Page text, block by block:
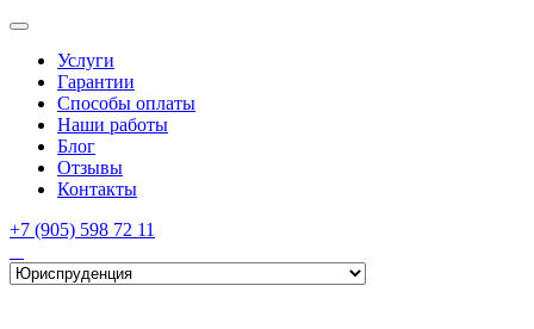
Услуги
Гарантии
Способы оплаты
Наши работы
Блог
Отзывы
Контакты
+7 (905) 598 72 11